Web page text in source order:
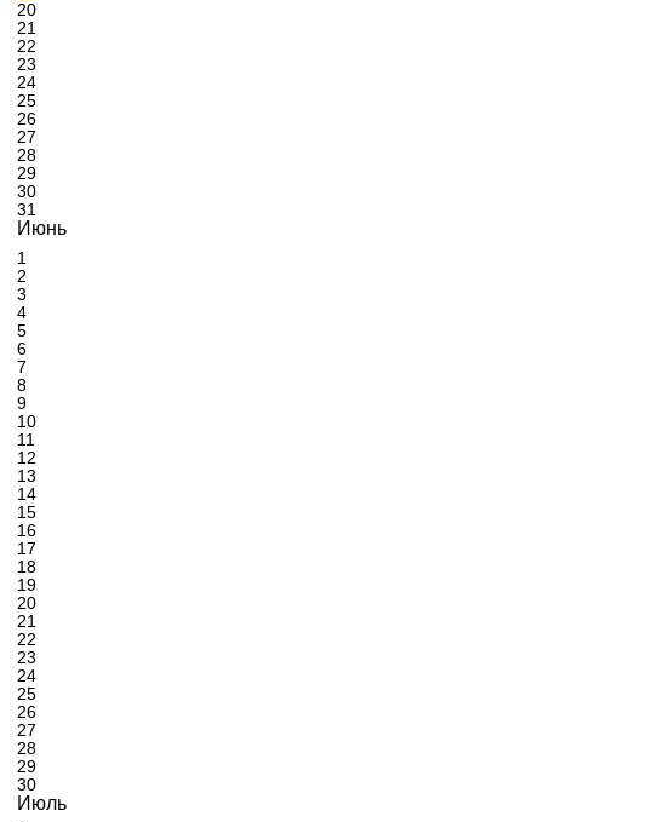
20
21
22
23
24
25
26
27
28
29
30
31
Июнь
1
2
3
4
5
6
7
8
9
10
11
12
13
14
15
16
17
18
19
20
21
22
23
24
25
26
27
28
29
30
Июль